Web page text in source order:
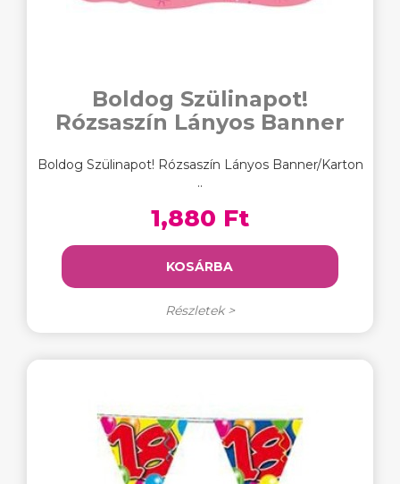
Boldog Szülinapot!
Rózsaszín Lányos Banner
Boldog Szülinapot! Rózsaszín Lányos Banner/Karton
..
1,880 Ft
KOSÁRBA
Részletek >